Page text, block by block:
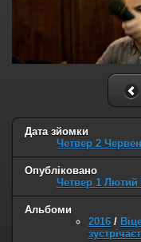
Дата зйомки
Четвер 2
Опубліковано
Четвер 1 Лютий
Альбоми
2016 /